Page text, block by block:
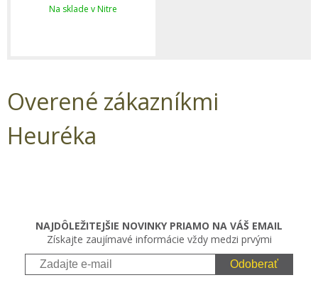
Na sklade v Nitre
Overené zákazníkmi
Heuréka
NAJDÔLEŽITEJŠIE NOVINKY PRIAMO NA VÁŠ EMAIL
Získajte zaujímavé informácie vždy medzi prvými
Odoberať